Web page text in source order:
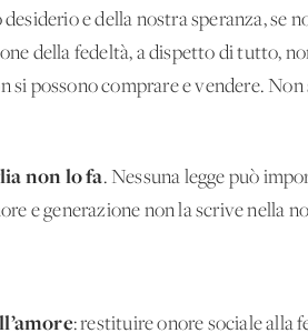
e della nostra speranza, se
della fedeltà, a dispetto di tutto,
si possono comprare e vendere. Non
non lo fa. Nessuna legge può
e generazione non la scrive nella
: restituire onore sociale alla